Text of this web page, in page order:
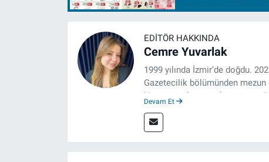
EDITÖR HAKKINDA
Cemre Yuvarlak
1999 yılında İzmir’de doğdu.
Gazetecilik bölümünden mezun
Lisansına devam eden gazeteci,
izgazete.net’te haber editörü
Devam Et